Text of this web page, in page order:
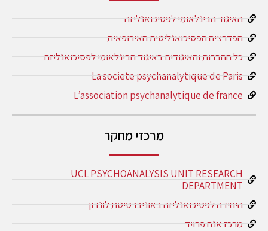
האיגוד הבינלאומי לפסיכואנליזה
הפדרציה הפסיכואנליטית האירופאית
כל החברות והאיגודים באיגוד הבינלאומי לפסיכואנליזה
La societe psychanalytique de Paris
L’association psychanalytique de france
מרכזי מחקר
UCL PSYCHOANALYSIS UNIT RESEARCH
DEPARTMENT
היחידה לפסיכואנליזה באוניברסיטת לונדון
מרכז אנה פרויד